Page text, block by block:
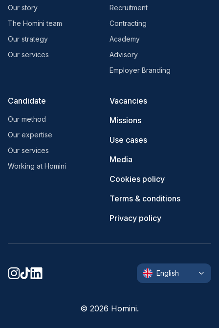
Our story
The Homini team
Our strategy
Our services
Recruitment
Contracting
Academy
Advisory
Employer Branding
Candidate
Our method
Our expertise
Our services
Working at Homini
Vacancies
Missions
Use cases
Media
Cookies policy
Terms & conditions
Privacy policy
© 2026 Homini.
English